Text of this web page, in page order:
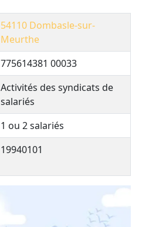
54110 Dombasle-sur-
Meurthe
775614381 00033
Activités des syndicats de
salariés
1 ou 2 salariés
19940101